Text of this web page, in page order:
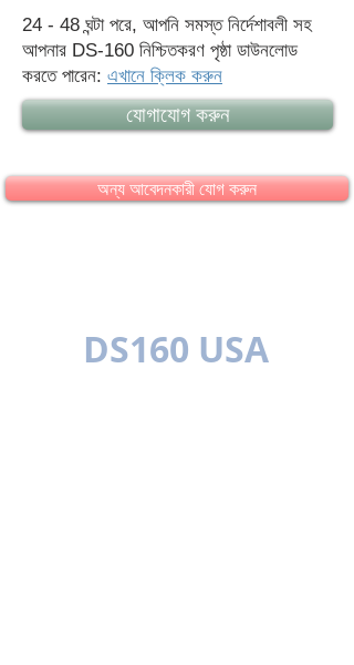
24 - 48 ঘন্টা পরে, আপনি সমস্ত নির্দেশাবলী সহ
আপনার DS-160 নিশ্চিতকরণ পৃষ্ঠা ডাউনলোড
করতে পারেন: এখানে ক্লিক করুন
যোগাযোগ করুন
অন্য আবেদনকারী যোগ করুন
DS160 USA